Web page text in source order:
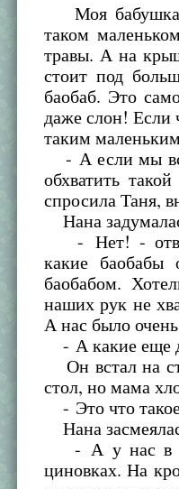
Моя бабушка
таком
травы. А на
стоит под
баобаб. Это
даже слон! Если
таким
- А если мы
обхватить
спросила Таня,
Нана
- Нет! -
какие
баобабом.
наших рук не
А нас было
- А какие еще
Он встал на
стол, но мама
- Это что
Нана
- А у нас в
циновках. На